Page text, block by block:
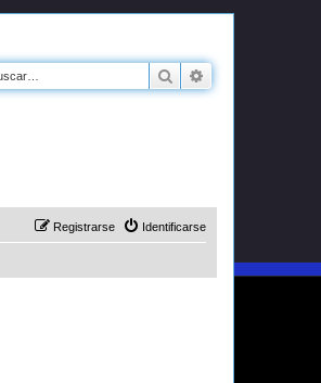
Buscar
Identificarse
Registrarse